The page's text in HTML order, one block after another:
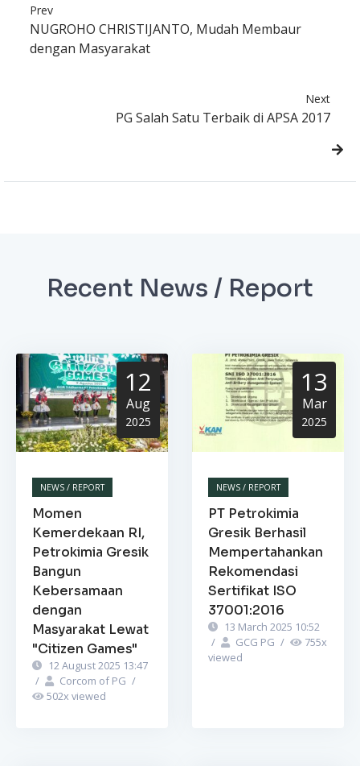
Prev
NUGROHO CHRISTIJANTO, Mudah Membaur
dengan Masyarakat
Next
PG Salah Satu Terbaik di APSA 2017
Recent News / Report
12
Aug
2025
NEWS / REPORT
Momen
Kemerdekaan RI,
Petrokimia Gresik
Bangun
Kebersamaan
dengan
Masyarakat Lewat
"Citizen Games"
12 August 2025 13:47
/
Corcom of PG /
502x viewed
13
Mar
2025
NEWS / REPORT
PT Petrokimia
Gresik Berhasil
Mempertahankan
Rekomendasi
Sertifikat ISO
37001:2016
13 March 2025 10:52
/
GCG PG / 755x
viewed